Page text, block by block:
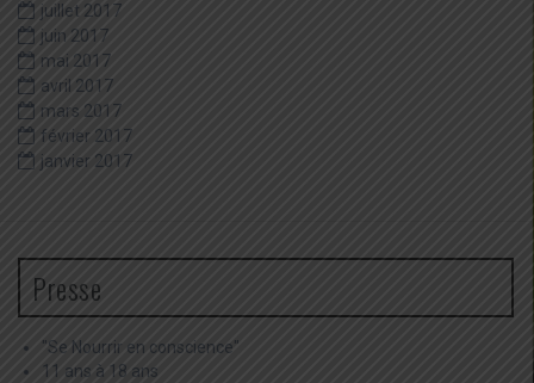
juillet 2017
juin 2017
mai 2017
avril 2017
mars 2017
février 2017
janvier 2017
Presse
"Se Nourrir en conscience"
11 ans à 18 ans